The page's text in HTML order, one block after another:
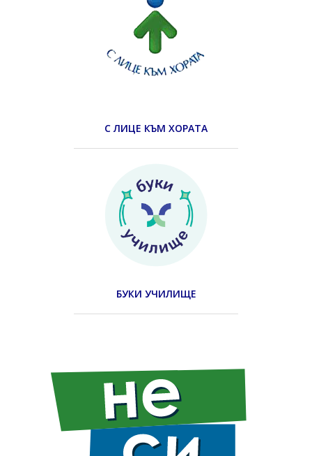
С ЛИЦЕ КЪМ ХОРАТА
БУКИ УЧИЛИЩЕ